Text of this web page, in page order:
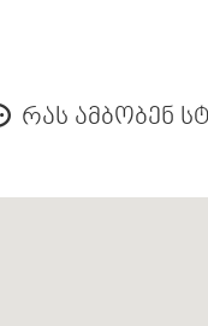
რას ამბობენ